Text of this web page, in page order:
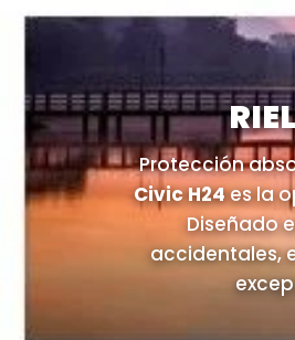
Protección
Civic H24es la
Diseñado
accidentales,